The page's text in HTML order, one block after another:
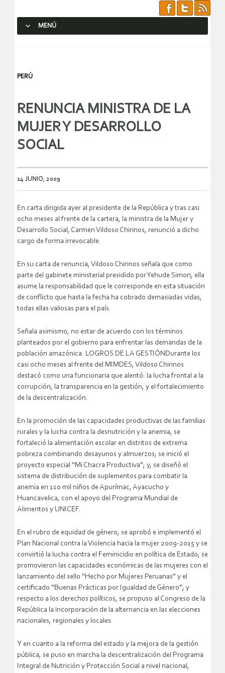
MENÚ
PERÚ
RENUNCIA MINISTRA DE LA
MUJER Y DESARROLLO
SOCIAL
14 JUNIO, 2009
En carta dirigida ayer al presidente de la República y tras casi
ocho meses al frente de la cartera, la ministra de la Mujer y
Desarrollo Social, Carmen Vildoso Chirinos, renunció a dicho
cargo de forma irrevocable.
En su carta de renuncia, Vildoso Chirinos señala que como
parte del gabinete ministerial presidido por Yehude Simon, ella
asume la responsabilidad que le corresponde en esta situación
de conflicto que hasta la fecha ha cobrado demasiadas vidas,
todas ellas valiosas para el país.
Señala asimismo, no estar de acuerdo con los términos
planteados por el gobierno para enfrentar las demandas de la
población amazónica. LOGROS DE LA GESTIÓNDurante los
casi ocho meses al frente del MIMDES, Vildoso Chirinos
destacó como una funcionaria que alentó: la lucha frontal a la
corrupción, la transparencia en la gestión, y el fortalecimiento
de la descentralización.
En la promoción de las capacidades productivas de las familias
rurales y la lucha contra la desnutrición y la anemia, se
fortaleció la alimentación escolar en distritos de extrema
pobreza combinando desayunos y almuerzos; se inició el
proyecto especial “Mi Chacra Productiva”; y, se diseñó el
sistema de distribución de suplementos para combatir la
anemia en 110 mil niños de Apurímac, Ayacucho y
Huancavelica, con el apoyo del Programa Mundial de
Alimentos y UNICEF.
En el rubro de equidad de género, se aprobó e implementó el
Plan Nacional contra la Violencia hacia la mujer 2009-2015 y se
convirtió la lucha contra el Feminicidio en política de Estado; se
promovieron las capacidades económicas de las mujeres con el
lanzamiento del sello “Hecho por Mujeres Peruanas” y el
certificado “Buenas Prácticas por Igualdad de Género”; y
respecto a los derechos políticos, se propuso al Congreso de la
República la incorporación de la alternancia en las elecciones
nacionales, regionales y locales.
Y en cuanto a la reforma del estado y la mejora de la gestión
pública, se puso en marcha la descentralización del Programa
Integral de Nutrición y Protección Social a nivel nacional,